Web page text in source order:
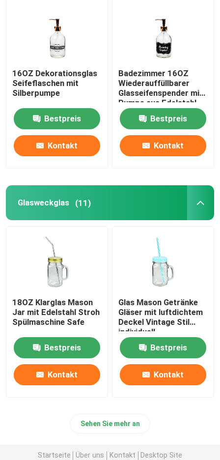
16OZ Dekorationsglas
Seifeflaschen mit
Silberpumpe
Bestpreis
Kontakt
Badezimmer 16OZ
Wiederauffüllbarer
Glasseifenspender mit
Pumpe aus Edelstahl
Bestpreis
Kontakt
Glasweckglas (11)
18OZ Klarglas Mason
Jar mit Edelstahl Stroh
Spülmaschine Safe
Bestpreis
Kontakt
Glas Mason Getränke
Gläser mit luftdichtem
Deckel Vintage Stil
individuell
Bestpreis
Kontakt
Sehen Sie mehr an
Startseite Über uns Kontakt Desktop Site